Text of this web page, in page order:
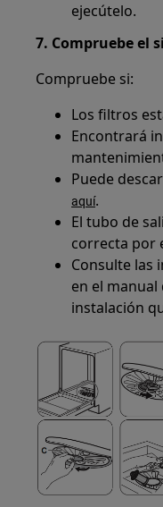
ejecútelo.
7. Compruebe el
Compruebe si:
Los filtros
Encontrará
Puede
aquí.
El tubo de
correcta por
Consulte las
en el
instalación